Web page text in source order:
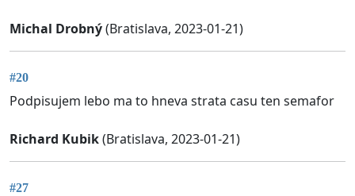
Michal Drobný(Bratislava, 2023-01-21)
#20
Podpisujem lebo ma to hneva strata casu ten semafor
Richard Kubik(Bratislava, 2023-01-21)
#27